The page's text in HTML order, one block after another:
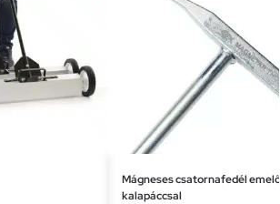
Mágneses csatornafedél emelő
kalapáccsal